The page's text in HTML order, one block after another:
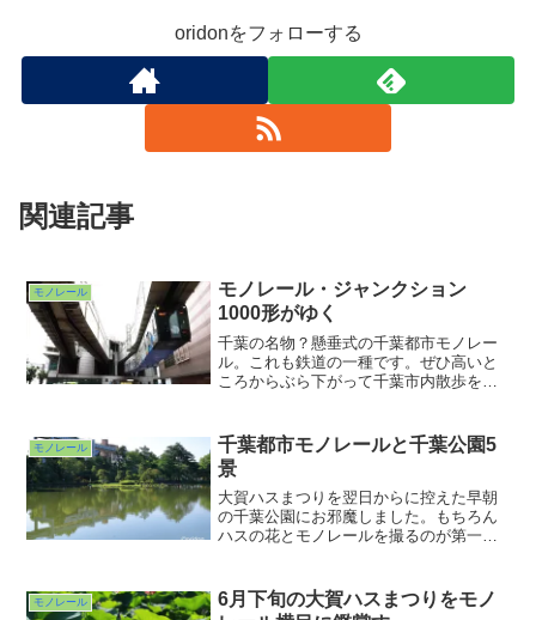
oridonをフォローする
関連記事
モノレール
モノレール・ジャンクション
1000形がゆく
千葉の名物？懸垂式の千葉都市モノレー
ル。これも鉄道の一種です。ぜひ高いと
ころからぶら下がって千葉市内散歩をし
モノレール
千葉都市モノレールと千葉公園5
景
大賀ハスまつりを翌日からに控えた早朝
の千葉公園にお邪魔しました。もちろん
ハスの花とモノレールを撮るのが第一命
合わせ、ここでしか撮れないのにもった
いない・・・。で、人が増えてきてしま
モノレール
6月下旬の大賀ハスまつりをモノ